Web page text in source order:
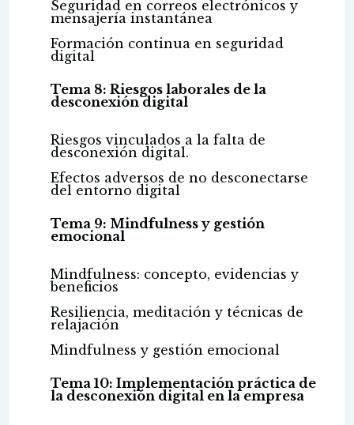
Seguridad en correos electrónicos y
mensajería instantánea
Formación continua en seguridad
digital
Tema 8: Riesgos laborales de la
desconexión digital
Riesgos vinculados a la falta de
desconexión digital.
Efectos adversos de no desconectarse
del entorno digital
Tema 9: Mindfulness y gestión
emocional
Mindfulness: concepto, evidencias y
beneficios
Resiliencia, meditación y técnicas de
relajación
Mindfulness y gestión emocional
Tema 10: Implementación práctica de
la desconexión digital en la empresa